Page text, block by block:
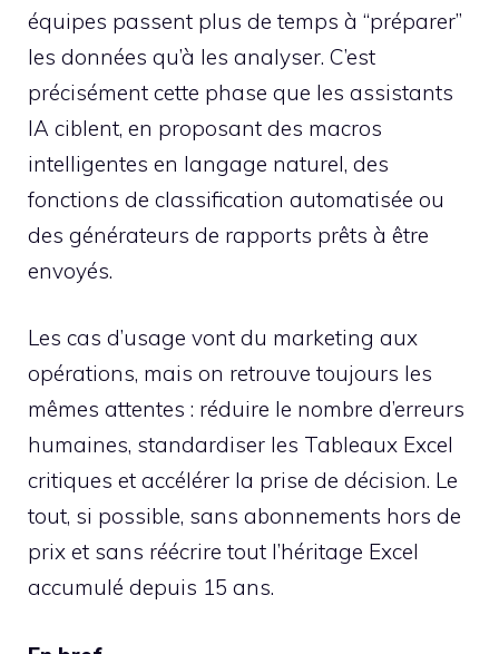
équipes passent plus de temps à “préparer”
les données qu’à les analyser. C’est
précisément cette phase que les assistants
IA ciblent, en proposant des macros
intelligentes en langage naturel, des
fonctions de classification automatisée ou
des générateurs de rapports prêts à être
envoyés.
Les cas d’usage vont du marketing aux
opérations, mais on retrouve toujours les
mêmes attentes : réduire le nombre d’erreurs
humaines, standardiser les Tableaux Excel
critiques et accélérer la prise de décision. Le
tout, si possible, sans abonnements hors de
prix et sans réécrire tout l’héritage Excel
accumulé depuis 15 ans.